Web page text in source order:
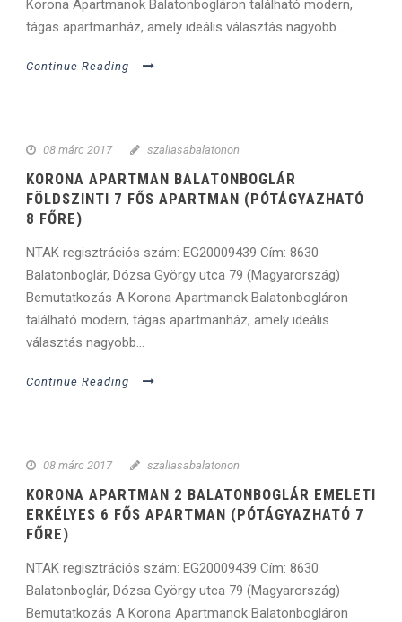
Korona Apartmanok Balatonbogláron található modern,
tágas apartmanház, amely ideális választás nagyobb...
Continue Reading
08 márc 2017 szallasabalatonon
KORONA APARTMAN BALATONBOGLÁR
FÖLDSZINTI 7 FŐS APARTMAN (PÓTÁGYAZHATÓ
8 FŐRE)
NTAK regisztrációs szám: EG20009439 Cím: 8630
Balatonboglár, Dózsa György utca 79 (Magyarország)
Bemutatkozás A Korona Apartmanok Balatonbogláron
található modern, tágas apartmanház, amely ideális
választás nagyobb...
Continue Reading
08 márc 2017 szallasabalatonon
KORONA APARTMAN 2 BALATONBOGLÁR EMELETI
ERKÉLYES 6 FŐS APARTMAN (PÓTÁGYAZHATÓ 7
FŐRE)
NTAK regisztrációs szám: EG20009439 Cím: 8630
Balatonboglár, Dózsa György utca 79 (Magyarország)
Bemutatkozás A Korona Apartmanok Balatonbogláron